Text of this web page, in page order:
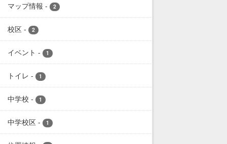
マップ情報 - 2
校区 - 2
イベント - 1
トイレ - 1
中学校 - 1
中学校区 - 1